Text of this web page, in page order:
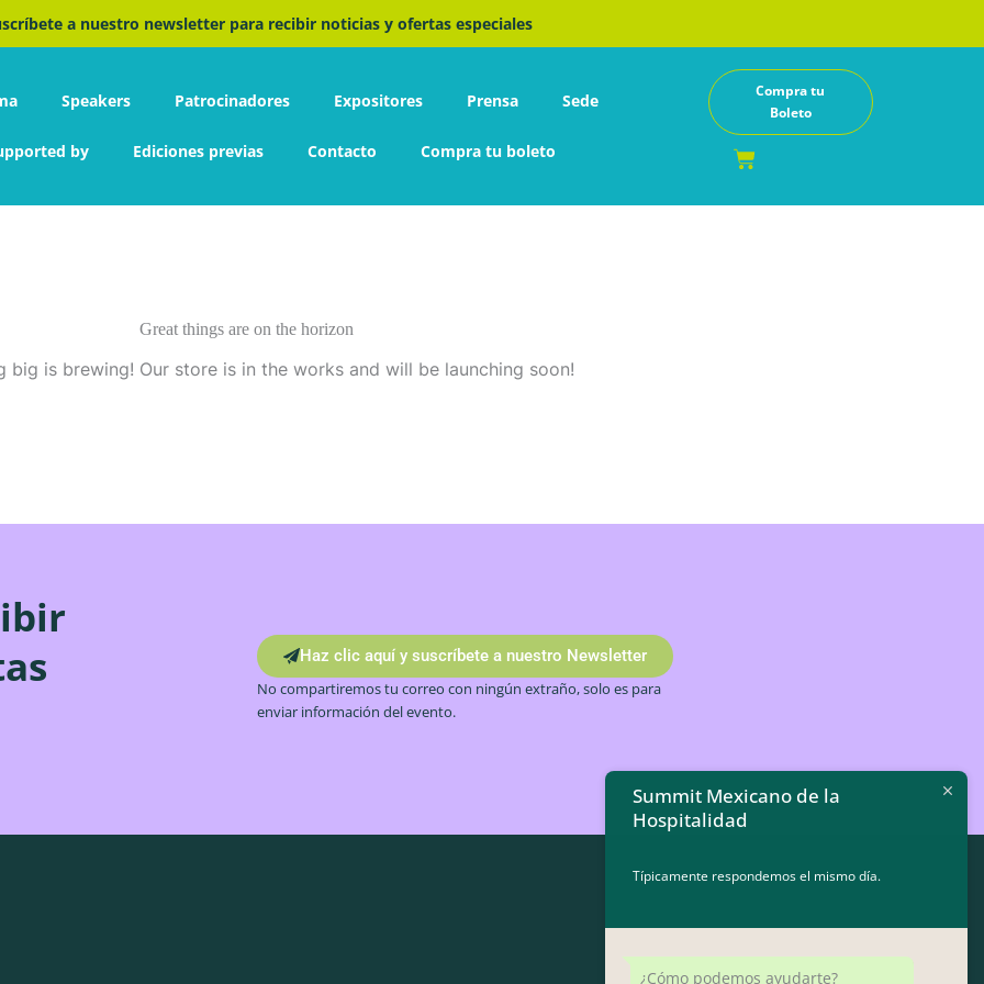
a nuestro newsletter para recibir noticias y ofertas especiales
Speakers Patrocinadores Expositores Prensa Sede
by Ediciones previas Contacto Compra tu boleto
Compra tu
Boleto
Cart
Great things are on the horizon
big is brewing! Our store is in the works and will be launching soon!
Haz clic aquí y suscríbete a nuestro Newsletter
No compartiremos tu correo con ningún extraño, solo es para
enviar información del evento.
Summit Mexicano de la
Hospitalidad
Típicamente respondemos el mismo día.
¿Cómo podemos ayudarte?